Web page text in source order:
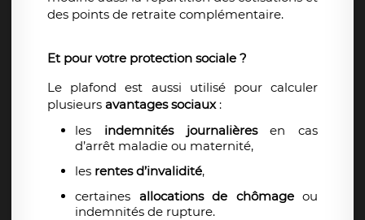
des points de retraite complémentaire.
Et pour votre protection sociale ?
Le plafond est aussi utilisé pour calculer
plusieurs avantages sociaux:
les indemnités journalièresen cas
d’arrêt maladie ou maternité,
les rentes d’invalidité,
certaines allocations de chômageou
indemnités de rupture.